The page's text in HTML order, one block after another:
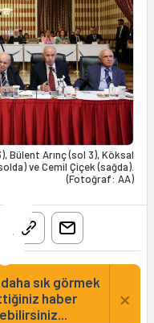
Bülent Arınç (sol 3), Köksal
ve Cemil Çiçek (sağda).
(Fotoğraf: AA)
sık görmek
haber
×